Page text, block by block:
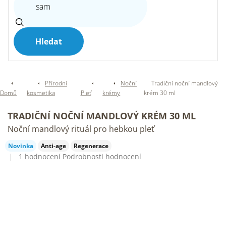
Hledat
Domů
Přírodní
kosmetika
Pleť
Noční
krémy
Tradiční noční mandlový
krém 30 ml
TRADIČNÍ NOČNÍ MANDLOVÝ KRÉM 30 ML
Noční mandlový rituál pro hebkou pleť
Novinka Anti-age Regenerace
Průměrné
1 hodnocení Podrobnosti hodnocení